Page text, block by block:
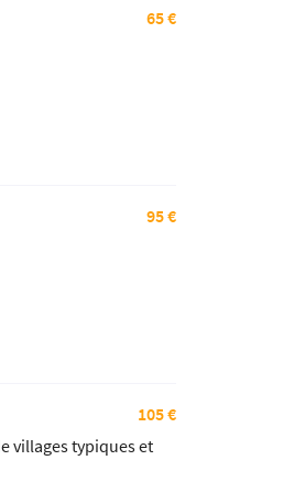
65 €
95 €
105 €
villages typiques et